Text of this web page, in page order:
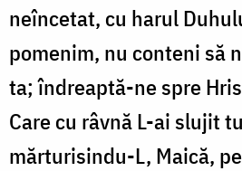
neîncetat, cu harul
pomenim, nu conteni să
ta; îndreaptă-ne spre
Care cu râvnă L-ai slujit
mărturisindu-L, Maică,